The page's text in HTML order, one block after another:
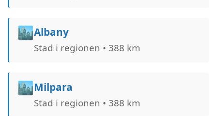
🏙️Albany
Stad i regionen • 388 km
🏙️Milpara
Stad i regionen • 388 km